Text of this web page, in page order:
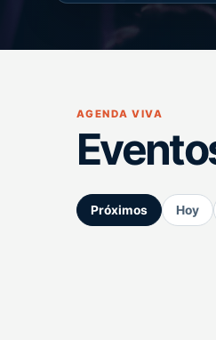
AGENDA VIVA
Próximos Hoy